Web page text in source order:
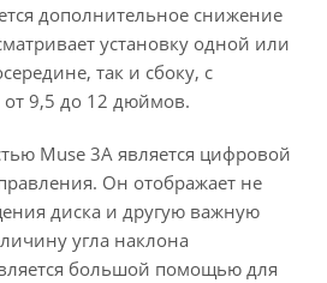
дополнительное снижение
установку одной или
так и сбоку, с
9,5 до 12 дюймов.
Muse 3A является цифровой
Он отображает не
диска и другую важную
угла наклона
большой помощью для